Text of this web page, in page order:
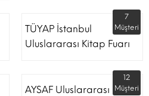
TÜYAP İstanbul
Uluslararası Kitap Fuarı
7
Müşteri
AYSAF Uluslararası
12
Müşteri